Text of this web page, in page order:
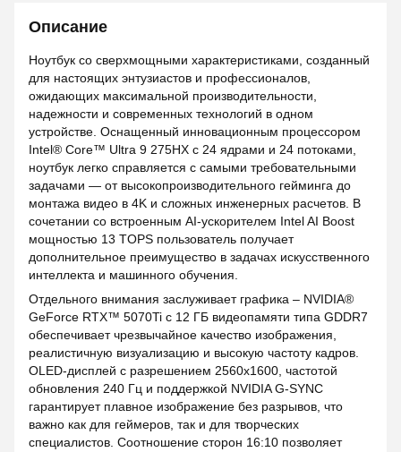
Описание
Ноутбук со сверхмощными характеристиками, созданный
для настоящих энтузиастов и профессионалов,
ожидающих максимальной производительности,
надежности и современных технологий в одном
устройстве. Оснащенный инновационным процессором
Intel® Core™ Ultra 9 275HX с 24 ядрами и 24 потоками,
ноутбук легко справляется с самыми требовательными
задачами — от высокопроизводительного гейминга до
монтажа видео в 4K и сложных инженерных расчетов. В
сочетании со встроенным AI-ускорителем Intel AI Boost
мощностью 13 TOPS пользователь получает
дополнительное преимущество в задачах искусственного
интеллекта и машинного обучения.
Отдельного внимания заслуживает графика – NVIDIA®
GeForce RTX™ 5070Ti с 12 ГБ видеопамяти типа GDDR7
обеспечивает чрезвычайное качество изображения,
реалистичную визуализацию и высокую частоту кадров.
OLED-дисплей с разрешением 2560x1600, частотой
обновления 240 Гц и поддержкой NVIDIA G-SYNC
гарантирует плавное изображение без разрывов, что
важно как для геймеров, так и для творческих
специалистов. Соотношение сторон 16:10 позволяет